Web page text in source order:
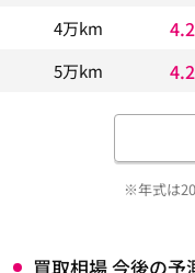
4万km 4.2
5万km 4.2
※年式は
買取相場 今後の予